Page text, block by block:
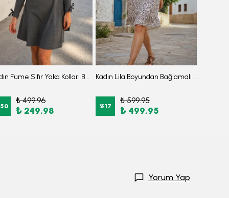
Kadın Füme Sıfır Yaka Kolları Büzgülü Kulplu Uzun Kol Elbise ARM-26K001033
50
₺ 499.96
₺ 249.98
Kadın Lila Boyundan Bağlamalı Beli Kuşaklı Eteği Fırfırlı Elbise ARM-26Y001149
%17
₺ 599.95
₺ 499.95
Yorum Yap